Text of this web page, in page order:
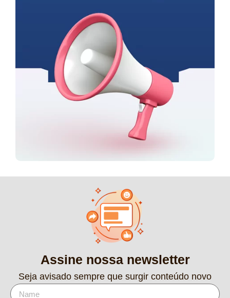
Assine nossa newsletter
Seja avisado sempre que surgir conteúdo novo